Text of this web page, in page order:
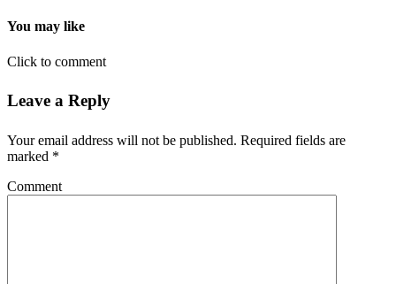
You may like
Click to comment
Leave a Reply
Your email address will not be published. Required fields are
marked *
Comment